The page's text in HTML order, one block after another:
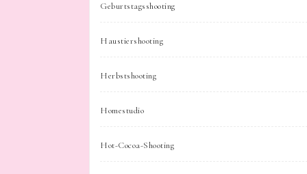
Geburtstagsshooting
Haustiershooting
Herbstshooting
Homestudio
Hot-Cocoa-Shooting